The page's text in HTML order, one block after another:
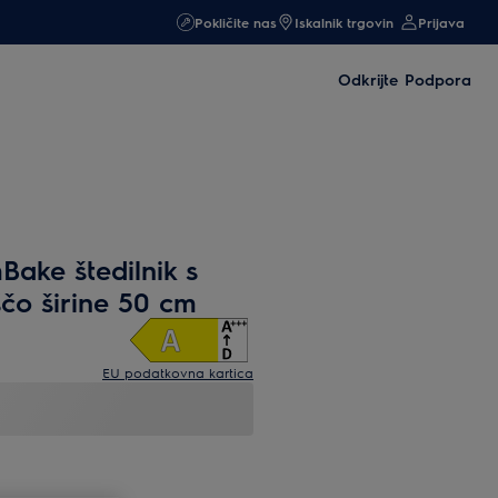
Pokličite nas Iskalnik trgovin Prijava
Odkrijte Podpora
štedilnik s
širine 50 cm
EU podatkovna kartica